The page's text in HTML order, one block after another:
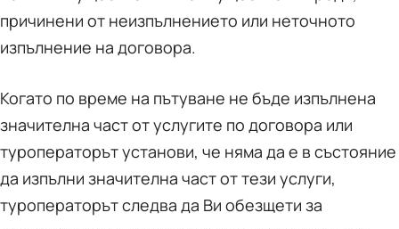
причинени от неизпълнението или неточното
изпълнение на договора.
Когато по време на пътуване не бъде изпълнена
значителна част от услугите по договора или
туроператорът установи, че няма да е в състояние
да изпълни значителна част от тези услуги,
туроператорът следва да Ви обезщети за